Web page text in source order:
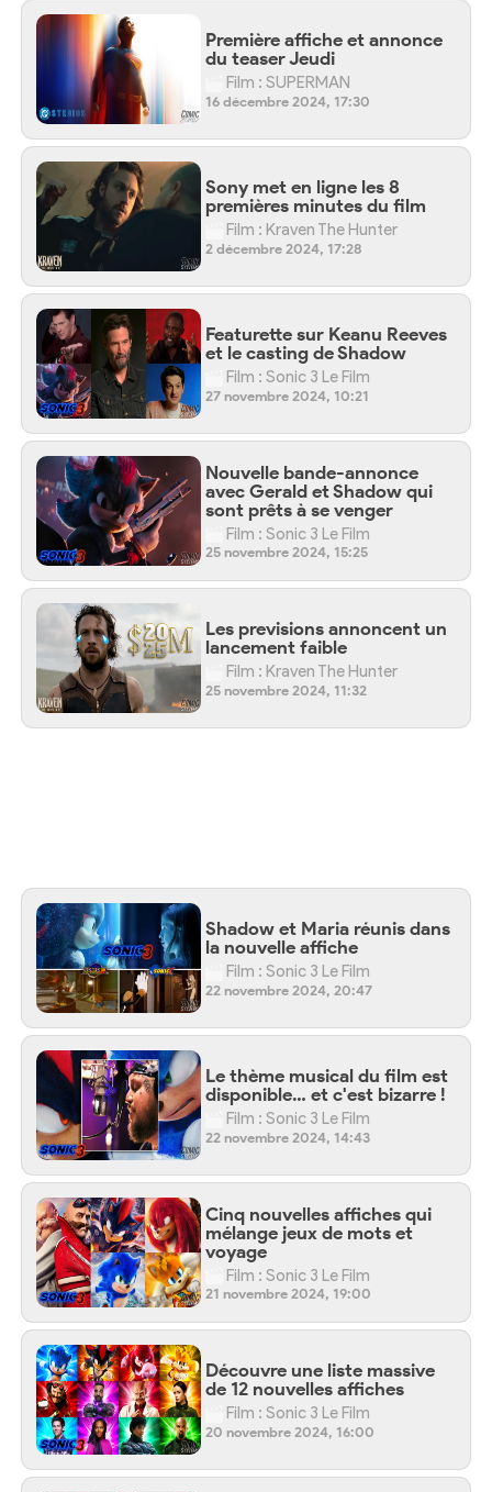
Première affiche et annonce
du teaser Jeudi
Film : SUPERMAN
16 décembre 2024, 17:30
Sony met en ligne les 8
premières minutes du film
Film : Kraven The Hunter
2 décembre 2024, 17:28
Featurette sur Keanu Reeves
et le casting de Shadow
Film : Sonic 3 Le Film
27 novembre 2024, 10:21
Nouvelle bande-annonce
avec Gerald et Shadow qui
sont prêts à se venger
Film : Sonic 3 Le Film
25 novembre 2024, 15:25
Les previsions annoncent un
lancement faible
Film : Kraven The Hunter
25 novembre 2024, 11:32
Shadow et Maria réunis dans
la nouvelle affiche
Film : Sonic 3 Le Film
22 novembre 2024, 20:47
Le thème musical du film est
disponible… et c'est bizarre !
Film : Sonic 3 Le Film
22 novembre 2024, 14:43
Cinq nouvelles affiches qui
mélange jeux de mots et
voyage
Film : Sonic 3 Le Film
21 novembre 2024, 19:00
Découvre une liste massive
de 12 nouvelles affiches
Film : Sonic 3 Le Film
20 novembre 2024, 16:00